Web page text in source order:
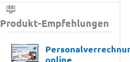
Produkt-Empfehlungen
online